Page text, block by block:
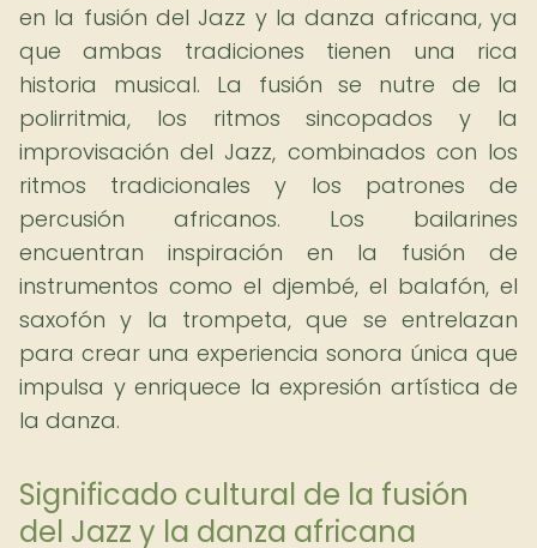
en la fusión del Jazz y la danza africana, ya
que ambas tradiciones tienen una rica
historia musical. La fusión se nutre de la
polirritmia, los ritmos sincopados y la
improvisación del Jazz, combinados con los
ritmos tradicionales y los patrones de
percusión africanos. Los bailarines
encuentran inspiración en la fusión de
instrumentos como el djembé, el balafón, el
saxofón y la trompeta, que se entrelazan
para crear una experiencia sonora única que
impulsa y enriquece la expresión artística de
la danza.
Significado cultural de la fusión
del Jazz y la danza africana